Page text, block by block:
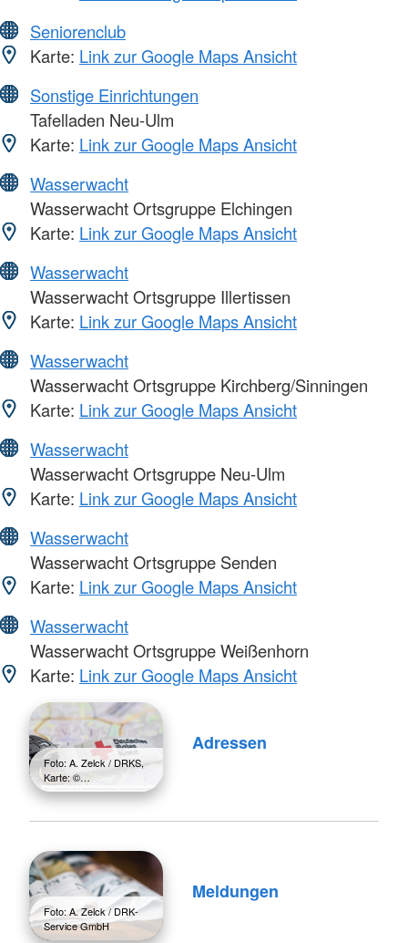
Seniorenclub
Karte: Link zur Google Maps Ansicht
Sonstige Einrichtungen
Tafelladen Neu-Ulm
Karte: Link zur Google Maps Ansicht
Wasserwacht
Wasserwacht Ortsgruppe Elchingen
Karte: Link zur Google Maps Ansicht
Wasserwacht
Wasserwacht Ortsgruppe Illertissen
Karte: Link zur Google Maps Ansicht
Wasserwacht
Wasserwacht Ortsgruppe Kirchberg/Sinningen
Karte: Link zur Google Maps Ansicht
Wasserwacht
Wasserwacht Ortsgruppe Neu-Ulm
Karte: Link zur Google Maps Ansicht
Wasserwacht
Wasserwacht Ortsgruppe Senden
Karte: Link zur Google Maps Ansicht
Wasserwacht
Wasserwacht Ortsgruppe Weißenhorn
Karte: Link zur Google Maps Ansicht
Foto: A. Zelck / DRKS,
Karte: ©…
Adressen
Foto: A. Zelck / DRK-
Service GmbH
Meldungen